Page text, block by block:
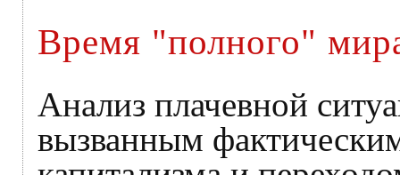
Время "полного"
Анализ плачевной
вызванным